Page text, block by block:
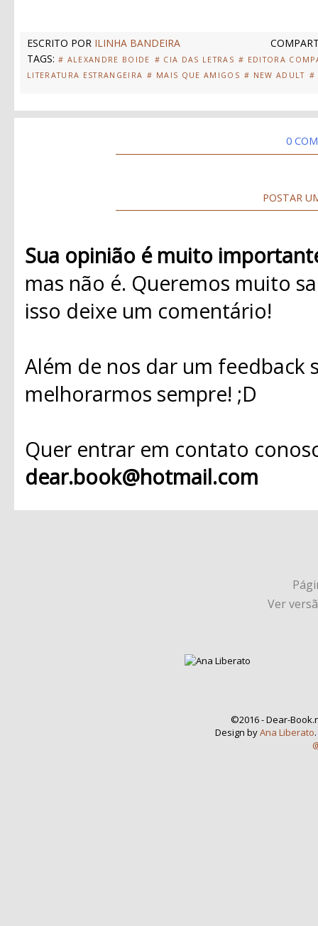
ESCRITO POR ILINHA BANDEIRA
TAGS: # ALEXANDRE BOIDE # CIA DAS LETRAS # EDITORA
LITERATURA ESTRANGEIRA # MAIS QUE AMIGOS # NEW ADULT #
0
POSTAR
Sua opinião é muito
mas não é. Queremos muito
isso deixe um comentário!
Além de nos dar um
melhorarmos sempre! ;D
Quer entrar em contato
dear.book@hotmail.com
Ver
©2016 - Dear-
Design byAna Liberato